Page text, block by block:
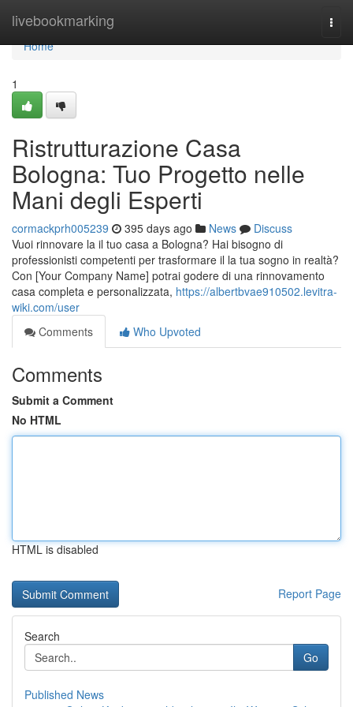
livebookmarking
Home
Home
1
Ristrutturazione Casa
Bologna: Tuo Progetto nelle
Mani degli Esperti
cormackprh005239 395 days ago News
Discuss
Vuoi rinnovare la il tuo casa a Bologna? Hai bisogno di
professionisti competenti per trasformare il la tua sogno in realtà?
Con [Your Company Name] potrai godere di una rinnovamento
casa completa e personalizzata, https://albertbvae910502.levitra-
wiki.com/user
Comments
Who Upvoted
Comments
Submit a Comment
No HTML
HTML is disabled
Report Page
Search
Go
Published News